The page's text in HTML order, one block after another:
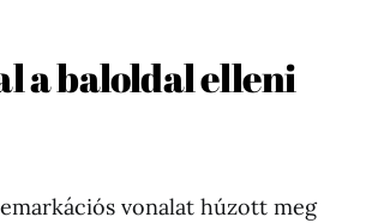
a baloldal elleni
vonalat húzott meg